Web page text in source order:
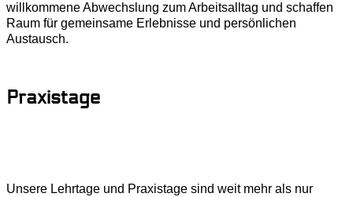
willkommene Abwechslung zum Arbeitsalltag und schaffen
Raum für gemeinsame Erlebnisse und persönlichen
Austausch.
Praxistage
Unsere Lehrtage und Praxistage sind weit mehr als nur